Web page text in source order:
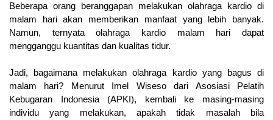
Beberapa orang beranggapan melakukan olahraga kardio di
malam hari akan memberikan manfaat yang lebih banyak.
Namun, ternyata olahraga kardio malam hari dapat
mengganggu kuantitas dan kualitas tidur.
Jadi, bagaimana melakukan olahraga kardio yang bagus di
malam hari? Menurut Imel Wiseso dari Asosiasi Pelatih
Kebugaran Indonesia (APKI), kembali ke masing-masing
individu yang melakukan, apakah tidak masalah bila